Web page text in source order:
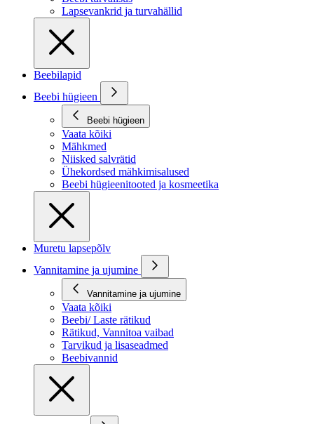
Lapsevankrid ja turvahällid
Beebilapid
Beebi hügieen
Beebi hügieen
Vaata kõiki
Mähkmed
Niisked salvrätid
Ühekordsed mähkimisalused
Beebi hügieenitooted ja kosmeetika
Muretu lapsepõlv
Vannitamine ja ujumine
Vannitamine ja ujumine
Vaata kõiki
Beebi/ Laste rätikud
Rätikud, Vannitoa vaibad
Tarvikud ja lisaseadmed
Beebivannid